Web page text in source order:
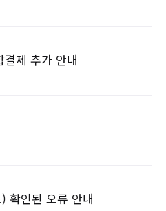
결제 추가 안내
확인된 오류 안내